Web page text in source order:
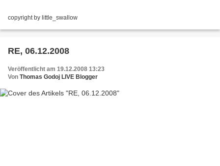
copyright by little_swallow
RE, 06.12.2008
Veröffentlicht am 19.12.2008 13:23
Von Thomas Godoj LIVE Blogger